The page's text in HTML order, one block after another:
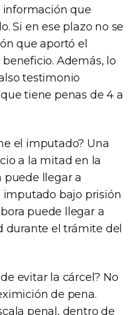
información que
Si en ese plazo no se
que aportó el
Además, lo
testimonio
tiene penas de 4 a
el imputado? Una
a la mitad en la
puede llegar a
imputado bajo prisión
puede llegar a
durante el trámite del
evitar la cárcel? No
de pena.
penal, dentro de